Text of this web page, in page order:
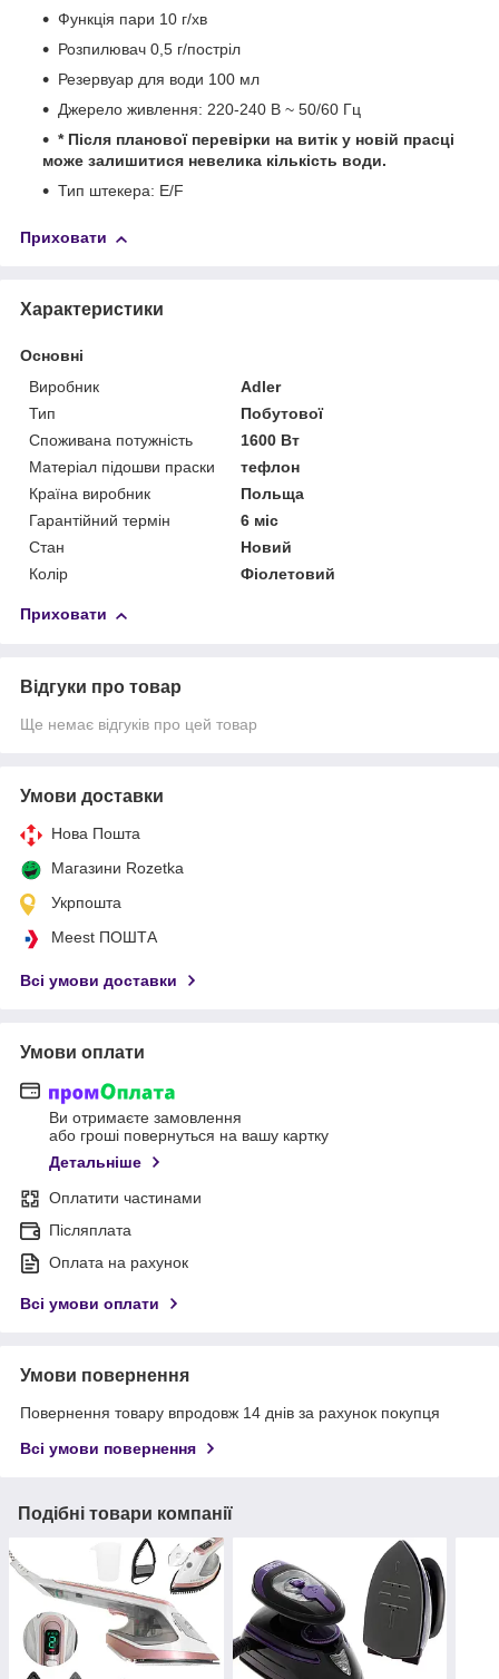
Функція пари 10 г/хв
Розпилювач 0,5 г/постріл
Резервуар для води 100 мл
Джерело живлення: 220-240 В ~ 50/60 Гц
* Після планової перевірки на витік у новій прасці
може залишитися невелика кількість води.
Тип штекера: E/F
Приховати
Характеристики
Основні
Виробник
Adler
Тип
Побутової
Споживана потужність
1600 Вт
Матеріал підошви праски
тефлон
Країна виробник
Польща
Гарантійний термін
6 міс
Стан
Новий
Колір
Фіолетовий
Приховати
Відгуки про товар
Ще немає відгуків про цей товар
Умови доставки
Нова Пошта
Магазини Rozetka
Укрпошта
Meest ПОШТА
Всі умови доставки
Умови оплати
Ви отримаєте замовлення
або гроші повернуться на вашу картку
Детальніше
Оплатити частинами
Післяплата
Оплата на рахунок
Всі умови оплати
Умови повернення
Повернення товару впродовж 14 днів за рахунок покупця
Всі умови повернення
Подібні товари компанії